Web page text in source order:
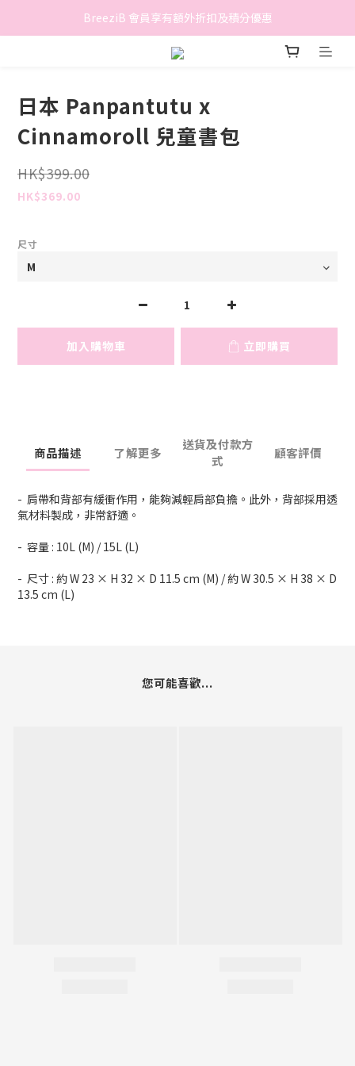
香港地區滿$500免費送貨 (離島區及偏遠地區除外)
BreeziB 會員享有額外折扣及積分優惠
香港地區滿$500免費送貨 (離島區及偏遠地區除外)
日本 Panpantutu x
Cinnamoroll 兒童書包
HK$399.00
HK$369.00
尺寸
加入購物車 立即購買
商品描述 了解更多
送貨及付款方
式
顧客評價
- 肩帶和背部有緩衝作用，能夠減輕肩部負擔。此外，背部採用透
氣材料製成，非常舒適。
- 容量 : 10L (M) / 15L (L)
- 尺寸 : 約 W 23 × H 32 × D 11.5 cm (M) / 約 W 30.5 × H 38 × D
13.5 cm (L)
您可能喜歡...